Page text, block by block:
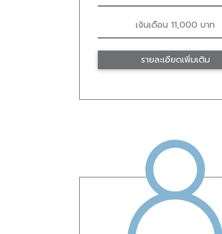
เงินเดือน 11,000 บาท
รายละเอียดเพิ่มเติม